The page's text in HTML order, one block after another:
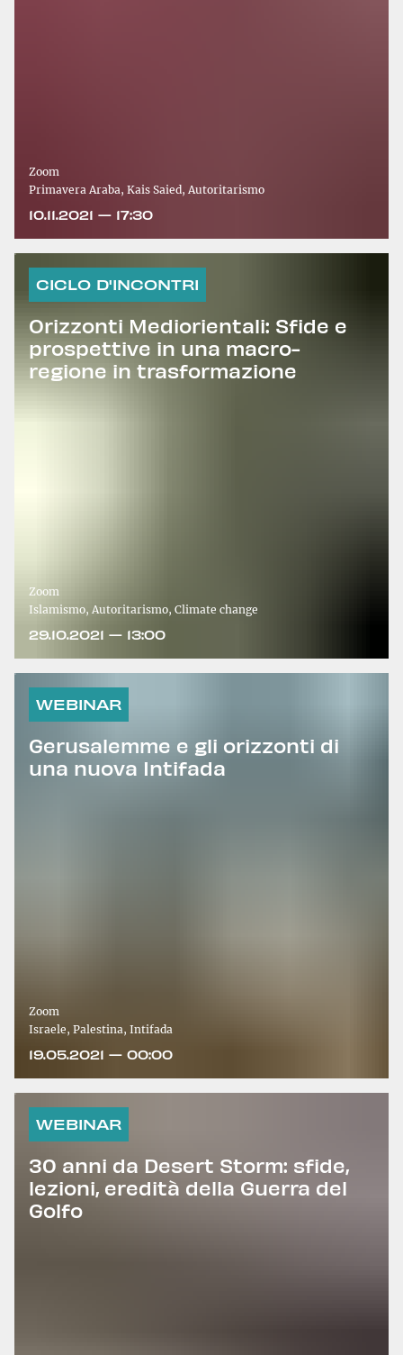
Zoom
Primavera Araba, Kais Saied, Autoritarismo
10.11.2021 — 17:30
CICLO D'INCONTRI
Orizzonti Mediorientali: Sfide e
prospettive in una macro-
regione in trasformazione
Zoom
Islamismo, Autoritarismo, Climate change
29.10.2021 — 13:00
WEBINAR
Gerusalemme e gli orizzonti di
una nuova Intifada
Zoom
Israele, Palestina, Intifada
19.05.2021 — 00:00
WEBINAR
30 anni da Desert Storm: sfide,
lezioni, eredità della Guerra del
Golfo